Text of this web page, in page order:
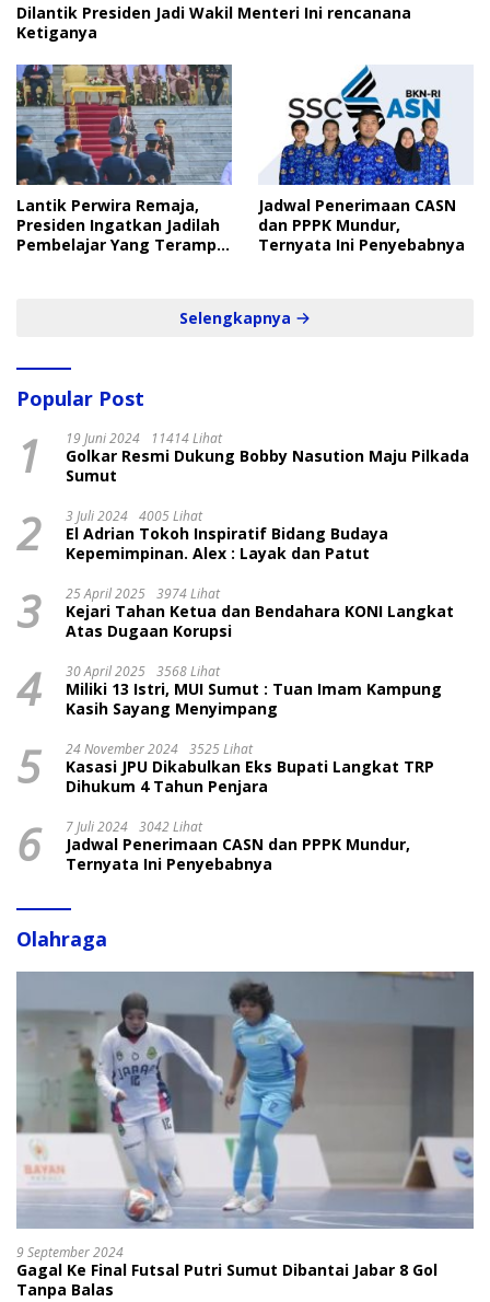
Dilantik Presiden Jadi Wakil Menteri Ini rencanana
Ketiganya
Lantik Perwira Remaja,
Presiden Ingatkan Jadilah
Pembelajar Yang Terampil
Jadwal Penerimaan CASN
dan PPPK Mundur,
Ternyata Ini Penyebabnya
Selengkapnya
Popular Post
1 19 Juni 2024 11414 Lihat
Golkar Resmi Dukung Bobby Nasution Maju Pilkada
Sumut
2 3 Juli 2024 4005 Lihat
El Adrian Tokoh Inspiratif Bidang Budaya
Kepemimpinan. Alex : Layak dan Patut
3 25 April 2025 3974 Lihat
Kejari Tahan Ketua dan Bendahara KONI Langkat
Atas Dugaan Korupsi
4 30 April 2025 3568 Lihat
Miliki 13 Istri, MUI Sumut : Tuan Imam Kampung
Kasih Sayang Menyimpang
5 24 November 2024 3525 Lihat
Kasasi JPU Dikabulkan Eks Bupati Langkat TRP
Dihukum 4 Tahun Penjara
6 7 Juli 2024 3042 Lihat
Jadwal Penerimaan CASN dan PPPK Mundur,
Ternyata Ini Penyebabnya
Olahraga
9 September 2024
Gagal Ke Final Futsal Putri Sumut Dibantai Jabar 8 Gol
Tanpa Balas